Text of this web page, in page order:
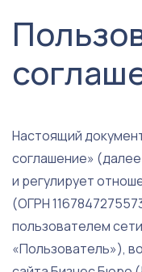
Настоящий
соглашение»
и регулирует
(ОГРН
пользователем
«Пользователь»),